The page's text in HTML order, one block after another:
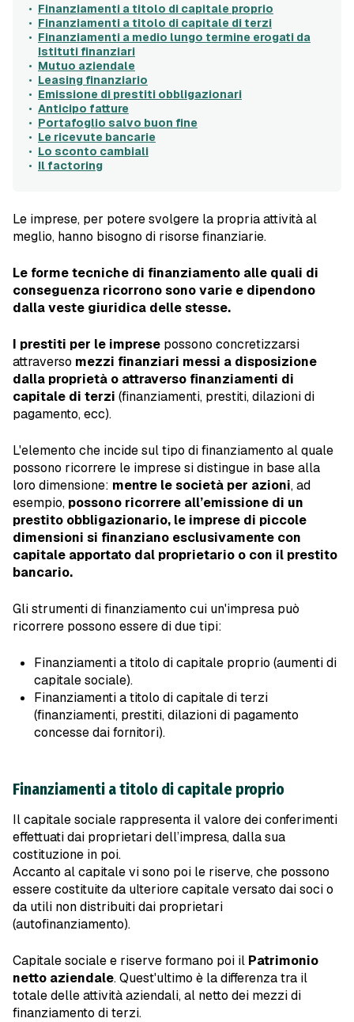
Finanziamenti a titolo di capitale proprio
Finanziamenti a titolo di capitale di terzi
Finanziamenti a medio lungo termine erogati da
Istituti finanziari
Mutuo aziendale
Leasing finanziario
Emissione di prestiti obbligazionari
Anticipo fatture
Portafoglio salvo buon fine
Le ricevute bancarie
Lo sconto cambiali
Il factoring
Le imprese, per potere svolgere la propria attività al
meglio, hanno bisogno di risorse finanziarie.
Le forme tecniche di finanziamento alle quali di
conseguenza ricorrono sono varie e dipendono
dalla veste giuridica delle stesse.
I prestiti per le imprese possono concretizzarsi
attraverso mezzi finanziari messi a disposizione
dalla proprietà o attraverso finanziamenti di
capitale di terzi (finanziamenti, prestiti, dilazioni di
pagamento, ecc).
L'elemento che incide sul tipo di finanziamento al quale
possono ricorrere le imprese si distingue in base alla
loro dimensione: mentre le società per azioni, ad
esempio, possono ricorrere all’emissione di un
prestito obbligazionario, le imprese di piccole
dimensioni si finanziano esclusivamente con
capitale apportato dal proprietario o con il prestito
bancario.
Gli strumenti di finanziamento cui un'impresa può
ricorrere possono essere di due tipi:
Finanziamenti a titolo di capitale proprio (aumenti di
capitale sociale).
Finanziamenti a titolo di capitale di terzi
(finanziamenti, prestiti, dilazioni di pagamento
concesse dai fornitori).
Finanziamenti a titolo di capitale proprio
Il capitale sociale rappresenta il valore dei conferimenti
effettuati dai proprietari dell’impresa, dalla sua
costituzione in poi.
Accanto al capitale vi sono poi le riserve, che possono
essere costituite da ulteriore capitale versato dai soci o
da utili non distribuiti dai proprietari
(autofinanziamento).
Capitale sociale e riserve formano poi il Patrimonio
netto aziendale. Quest'ultimo è la differenza tra il
totale delle attività aziendali, al netto dei mezzi di
finanziamento di terzi.